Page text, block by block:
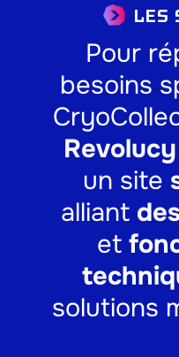
LES
Pour
besoins
Revolucy
un site
alliant
et
solutions